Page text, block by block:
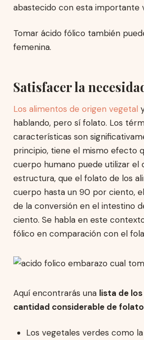
abastecido con esta importante
Tomar ácido fólico también
femenina.
Satisfacer la
Los alimentos de origen vegetal
hablando, pero sí folato. Los
características son
principio, tiene el mismo efecto
cuerpo humano puede utilizar
estructura, que el folato de los
cuerpo hasta un 90 por ciento,
de la conversión en el intestino
ciento. Se habla en este
fólico en comparación con el
Aquí encontrarás una lista de
cantidad considerable de folato
Los vegetales verdes como